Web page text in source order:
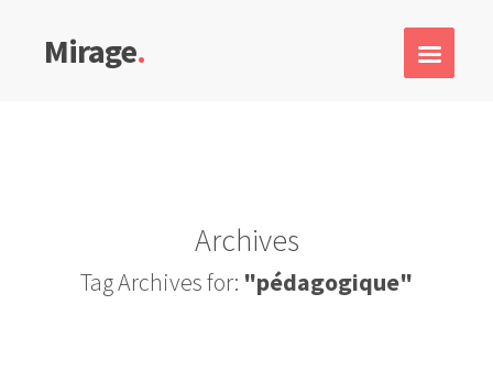
Mirage.
Archives
Tag Archives for: "pédagogique"